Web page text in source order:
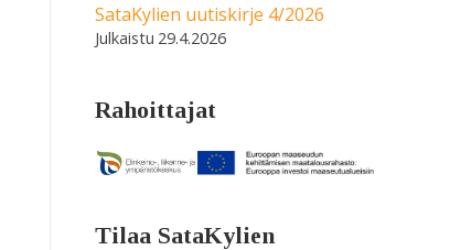
SataKylien uutiskirje 4/2026
29.4.2026
Rahoittajat
Tilaa SataKylien